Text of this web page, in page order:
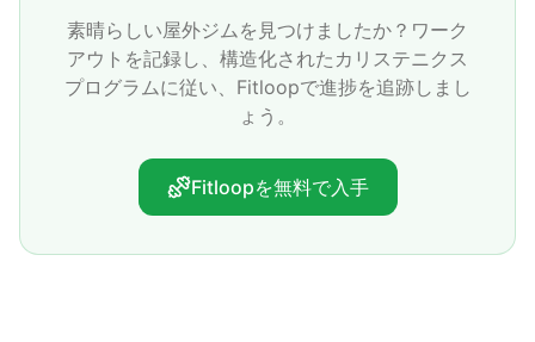
素晴らしい屋外ジムを見つけましたか？ワーク
アウトを記録し、構造化されたカリステニクス
プログラムに従い、Fitloopで進捗を追跡しまし
ょう。
Fitloopを無料で入手